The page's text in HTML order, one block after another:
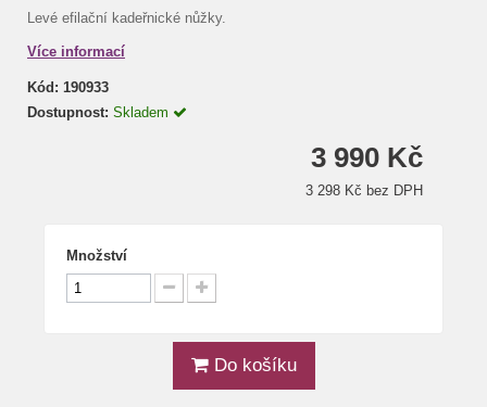
Levé efilační kadeřnické nůžky.
Více informací
Kód: 190933
Dostupnost: Skladem
3 990 Kč
3 298 Kč bez DPH
Množství
Do košíku